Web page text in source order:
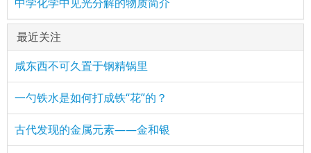
最近关注
咸东西不可久置于钢精锅里
一勺铁水是如何打成铁“花”的？
古代发现的金属元素——金和银